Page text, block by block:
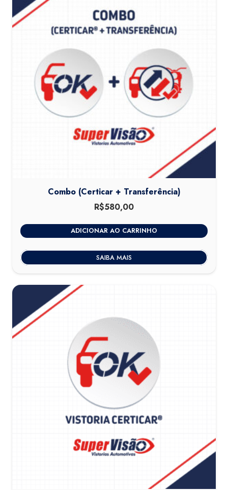
Combo (Certicar + Transferência)
R$580,00
ADICIONAR AO CARRINHO
SAIBA MAIS